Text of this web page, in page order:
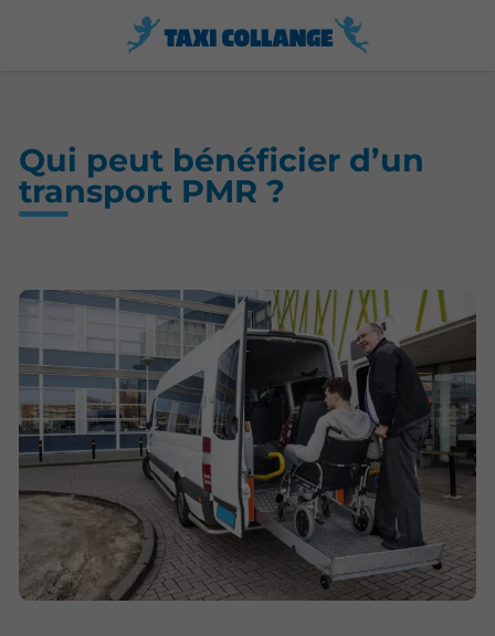
Qui peut bénéficier d’un
transport PMR ?